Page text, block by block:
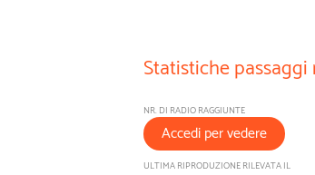
Statistiche passaggi
NR. DI RADIO RAGGIUNTE
Accedi per vedere
ULTIMA RIPRODUZIONE RILEVATA IL